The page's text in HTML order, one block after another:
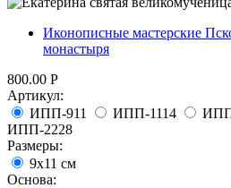
Иконописные мастерские
монастыря
800.00 Р
Артикул:
ИПП-911
ИПП-1114
ИПП-2228
Размеры:
9х11 см
Основа: